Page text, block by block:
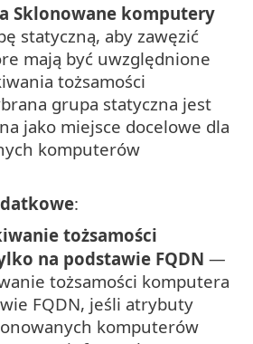
Sklonowane komputery
statyczną, aby zawęzić
mają być uwzględnione
tożsamości
grupa statyczna jest
jako miejsce docelowe dla
komputerów
:
tożsamości
na podstawie FQDN —
tożsamości komputera
FQDN, jeśli atrybuty
komputerów